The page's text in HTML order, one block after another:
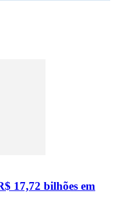
17,72 bilhões em